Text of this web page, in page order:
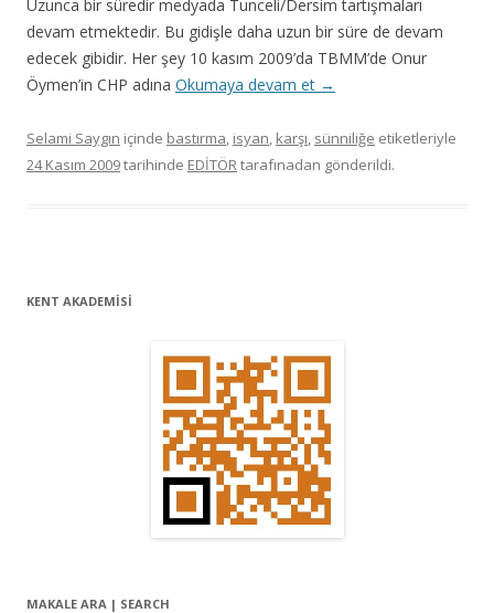
Uzunca bir süredir medyada Tunceli/Dersim tartışmaları
devam etmektedir. Bu gidişle daha uzun bir süre de devam
edecek gibidir. Her şey 10 kasım 2009’da TBMM’de Onur
Öymen’in CHP adına Okumaya devam et →
Selami Saygın içinde bastırma, isyan, karşı, sünniliğe etiketleriyle
24 Kasım 2009tarihinde EDİTÖRtarafınadan gönderildi.
KENT AKADEMİSİ
MAKALE ARA | SEARCH